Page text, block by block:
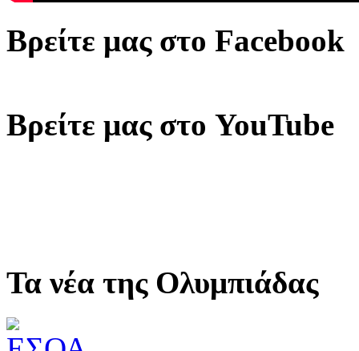
Βρείτε μας στο Facebook
Βρείτε μας στο YouTube
Τα νέα της Ολυμπιάδας